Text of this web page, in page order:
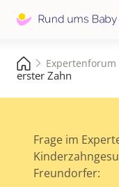
Expertenforum
erster Zahn
Frage im
Freundorfer: